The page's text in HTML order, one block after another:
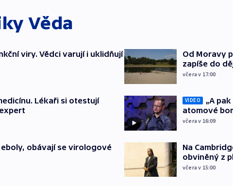
Věda
viry. Vědci varují i uklidňují
Lékaři si otestují
obávají se virologové
Od Moravy
zapíše do
včera v 17:00
VIDEO
„A
atomové
včera v 16:09
Na
obviněný z
včera v 15:00